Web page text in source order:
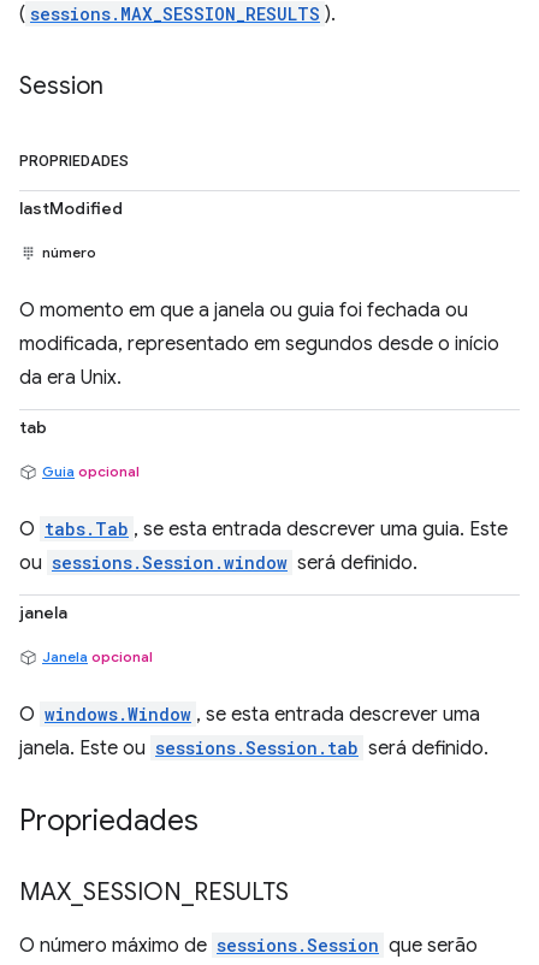
( sessions.MAX_SESSION_RESULTS ).
Session
PROPRIEDADES
lastModified
número
O momento em que a janela ou guia foi fechada ou
modificada, representado em segundos desde o início
da era Unix.
tab
Guia opcional
O tabs.Tab , se esta entrada descrever uma guia. Este
ou sessions.Session.window será definido.
janela
Janela opcional
O windows.Window , se esta entrada descrever uma
janela. Este ou sessions.Session.tab será definido.
Propriedades
MAX SESSION RESULTS
O número máximo de sessions.Session que serão